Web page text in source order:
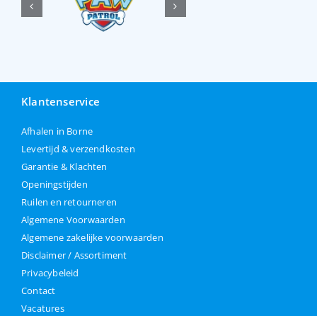
Klantenservice
Afhalen in Borne
Levertijd & verzendkosten
Garantie & Klachten
Openingstijden
Ruilen en retourneren
Algemene Voorwaarden
Algemene zakelijke voorwaarden
Disclaimer / Assortiment
Privacybeleid
Contact
Vacatures